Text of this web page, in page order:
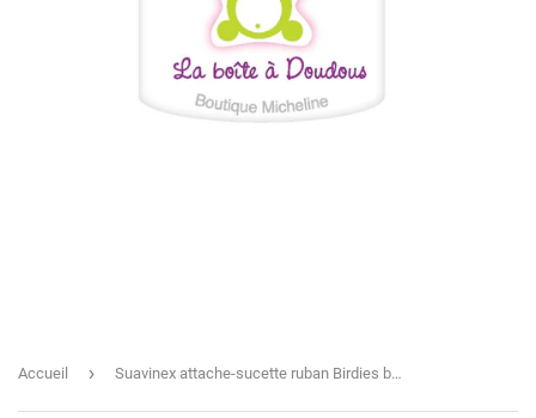
Accueil › Suavinex attache-sucette ruban Birdies beige 309121